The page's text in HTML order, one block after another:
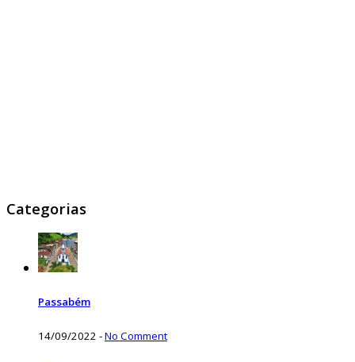
Categorias
Passabém
14/09/2022 -No Comment